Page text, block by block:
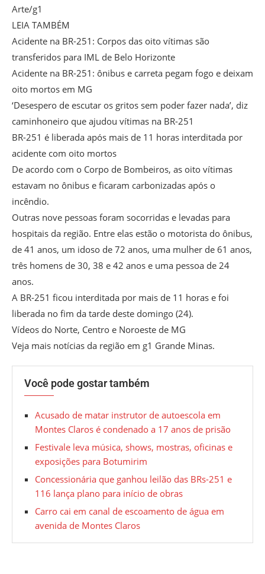
Arte/g1
LEIA TAMBÉM
Acidente na BR-251: Corpos das oito vítimas são
transferidos para IML de Belo Horizonte
Acidente na BR-251: ônibus e carreta pegam fogo e deixam
oito mortos em MG
‘Desespero de escutar os gritos sem poder fazer nada’, diz
caminhoneiro que ajudou vítimas na BR-251
BR-251 é liberada após mais de 11 horas interditada por
acidente com oito mortos
De acordo com o Corpo de Bombeiros, as oito vítimas
estavam no ônibus e ficaram carbonizadas após o
incêndio.
Outras nove pessoas foram socorridas e levadas para
hospitais da região. Entre elas estão o motorista do ônibus,
de 41 anos, um idoso de 72 anos, uma mulher de 61 anos,
três homens de 30, 38 e 42 anos e uma pessoa de 24
anos.
A BR-251 ficou interditada por mais de 11 horas e foi
liberada no fim da tarde deste domingo (24).
Vídeos do Norte, Centro e Noroeste de MG
Veja mais notícias da região em g1 Grande Minas.
Você pode gostar também
Acusado de matar instrutor de autoescola em
Montes Claros é condenado a 17 anos de prisão
Festivale leva música, shows, mostras, oficinas e
exposições para Botumirim
Concessionária que ganhou leilão das BRs-251 e
116 lança plano para início de obras
Carro cai em canal de escoamento de água em
avenida de Montes Claros